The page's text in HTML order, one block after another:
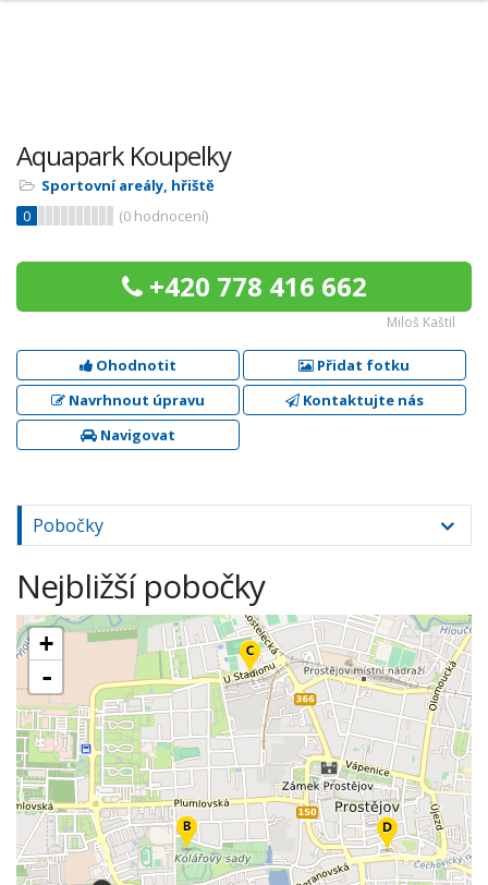
Aquapark Koupelky
Sportovní areály, hřiště
0
(0 hodnocení)
+420 778 416 662
Miloš Kaštil
Ohodnotit
Přidat fotku
Navrhnout úpravu
Kontaktujte nás
Navigovat
Pobočky
Nejbližší pobočky
+
-